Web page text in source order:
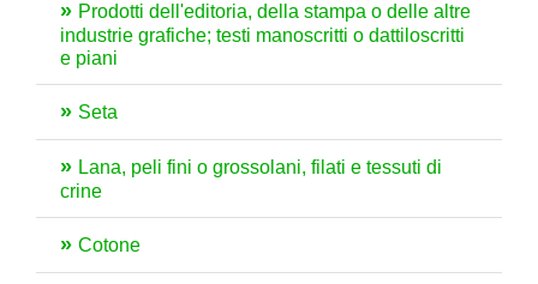
Prodotti dell'editoria, della stampa o delle altre
industrie grafiche; testi manoscritti o dattiloscritti
e piani
Seta
Lana, peli fini o grossolani, filati e tessuti di
crine
Cotone